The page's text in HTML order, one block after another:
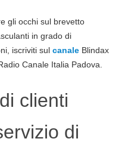
gli occhi sul brevetto
in grado di
iscriviti sul canaleBlindax
Canale Italia Padova.
clienti
di